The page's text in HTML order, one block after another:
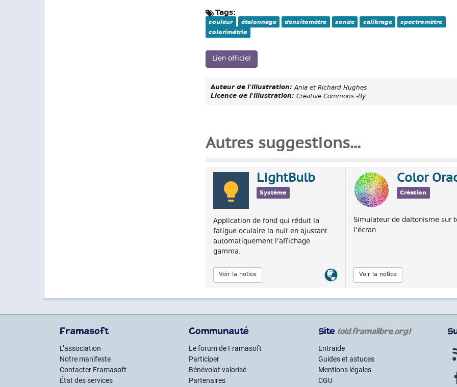
Tags:
couleur étalonnage densitomètre sonde calibrage
spectromètre
colorimétrie
Lien officiel
Auteur de l'illustration:Ania et Richard Hughes
Licence de l'illustration: Creative Commons -By
Autres suggestions...
LightBulb
Système
Application de fond qui réduit la
fatigue oculaire la nuit en ajustant
automatiquement l'affichage
gamma.
Voir la notice
Lien
officiel
Color
Création
Simulateur de daltonisme sur
l'écran
Voir la notice
Framasoft
L’association
Notre manifeste
Contacter Framasoft
État des services
Communauté
Le forum de Framasoft
Participer
Bénévolat valorisé
Partenaires
Site (old.framalibre.org)
Entraide
Guides et astuces
Mentions légales
CGU